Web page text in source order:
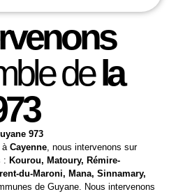
dela
973
à Cayenne, nous intervenons sur
: Kourou, Matoury, Rémire-
du-Maroni, Mana, Sinnamary,
de Guyane. Nous intervenons